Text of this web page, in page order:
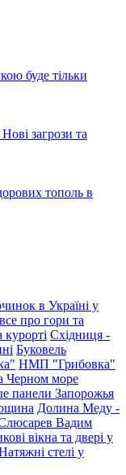
буде тільки
загрози та
тополь в
в Україні у
про гори та
Східниця -
Буковель
НМП "Грибовка"
Черном море
панели Запорожья
Долина Меду -
Вадим
вікна та двері у
стелі у